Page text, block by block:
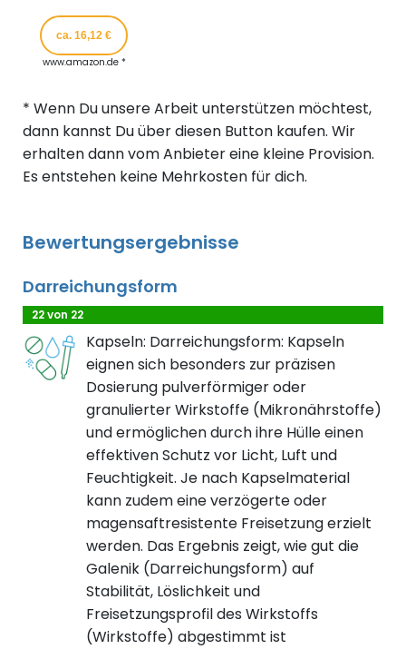
ca. 16,12 €
www.amazon.de *
* Wenn Du unsere Arbeit unterstützen möchtest,
dann kannst Du über diesen Button kaufen. Wir
erhalten dann vom Anbieter eine kleine Provision.
Es entstehen keine Mehrkosten für dich.
Bewertungsergebnisse
Darreichungsform
22 von 22
Kapseln: Darreichungsform: Kapseln
eignen sich besonders zur präzisen
Dosierung pulverförmiger oder
granulierter Wirkstoffe (Mikronährstoffe)
und ermöglichen durch ihre Hülle einen
effektiven Schutz vor Licht, Luft und
Feuchtigkeit. Je nach Kapselmaterial
kann zudem eine verzögerte oder
magensaftresistente Freisetzung erzielt
werden. Das Ergebnis zeigt, wie gut die
Galenik (Darreichungsform) auf
Stabilität, Löslichkeit und
Freisetzungsprofil des Wirkstoffs
(Wirkstoffe) abgestimmt ist